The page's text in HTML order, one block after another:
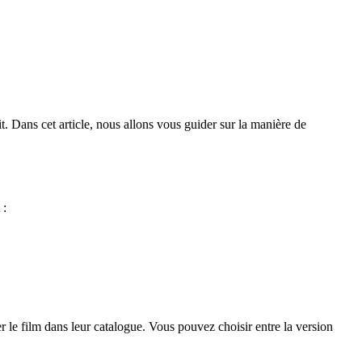
Dans cet article, nous allons vous guider sur la manière de
:
le film dans leur catalogue. Vous pouvez choisir entre la version